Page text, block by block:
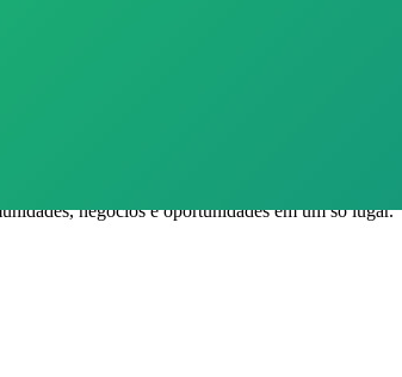
para trocar experiências, dicas e oportunidades
Use os filtros para encontrar o grupo
entrar para conhecer as diretrizes da
negócios e oportunidades em um só lugar.